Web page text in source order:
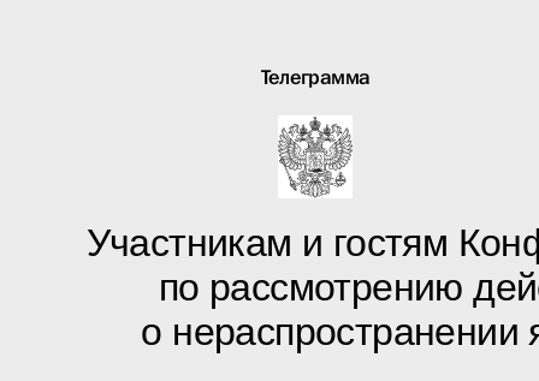
Телеграмма
Участникам и гостям
по рассмотрению
о нераспространении